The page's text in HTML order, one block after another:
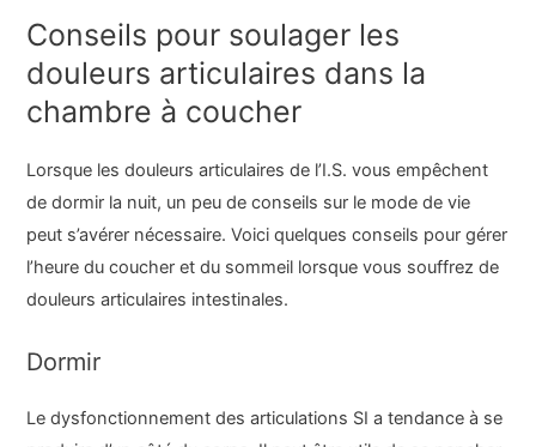
Conseils pour soulager les
douleurs articulaires dans la
chambre à coucher
Lorsque les douleurs articulaires de l’I.S. vous empêchent
de dormir la nuit, un peu de conseils sur le mode de vie
peut s’avérer nécessaire. Voici quelques conseils pour gérer
l’heure du coucher et du sommeil lorsque vous souffrez de
douleurs articulaires intestinales.
Dormir
Le dysfonctionnement des articulations SI a tendance à se